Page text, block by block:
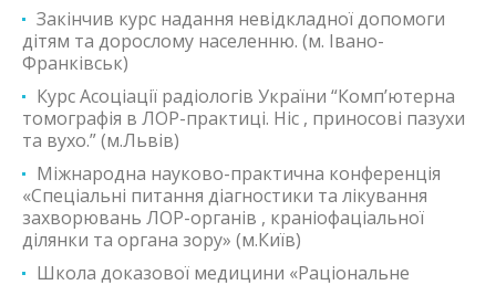
Закінчив курс надання невідкладної допомоги
дітям та дорослому населенню. (м. Івано-
Франківськ)
Курс Асоціації радіологів України “Комп’ютерна
томографія в ЛОР-практиці. Ніс , приносові пазухи
та вухо.” (м.Львів)
Міжнародна науково-практична конференція
«Спеціальні питання діагностики та лікування
захворювань ЛОР-органів , краніофаціальної
ділянки та органа зору» (м.Київ)
Школа доказової медицини «Раціональне